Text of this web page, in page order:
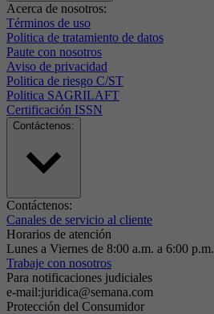
Acerca de nosotros:
Términos de uso
Politica de tratamiento de datos
Paute con nosotros
Aviso de privacidad
Politica de riesgo C/ST
Politica SAGRILAFT
Certificación ISSN
Contáctenos:
Contáctenos:
Canales de servicio al cliente
Horarios de atención
Lunes a Viernes de 8:00 a.m. a 6:00 p.m.
Trabaje con nosotros
Para notificaciones judiciales
e-mail:juridica@semana.com
Protección del Consumidor